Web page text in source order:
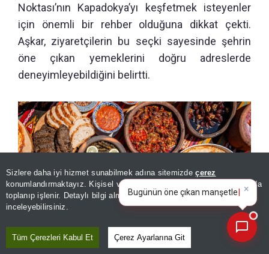
Sizlere daha iyi hizmet sunabilmek adına sitemizdeçerez
konumlandırmaktayız. Kişisel verileriniz, KVKK ve GDPR kapsamında
toplanıp işlenir. Detaylı bilgi almak içinAydınlatma Metnimizi
inceleyebilirsiniz.
Tüm Çerezleri Kabul Et Çerez Ayarlarına Git
Noktası’nın Kapadokya’yı keşfetmek isteyenler
için önemli bir rehber olduğuna dikkat çekti.
Aşkar, ziyaretçilerin bu seçki sayesinde şehrin
öne çıkan yemeklerini doğru adreslerde
deneyimleyebildiğini belirtti.
×
Bugünün öne çıkan manşetleri
ve gelişmeleri neler?|